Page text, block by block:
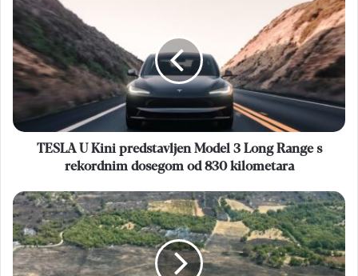
Kini
predstavljen
Model
3
Long
Range
s
rekordnim
830
kilometara
TESLA U Kini predstavljen Model 3 Long Range s
rekordnim dosegom od 830 kilometara
POŽARI
Vatrogasci
Mostara
i
Čitluka